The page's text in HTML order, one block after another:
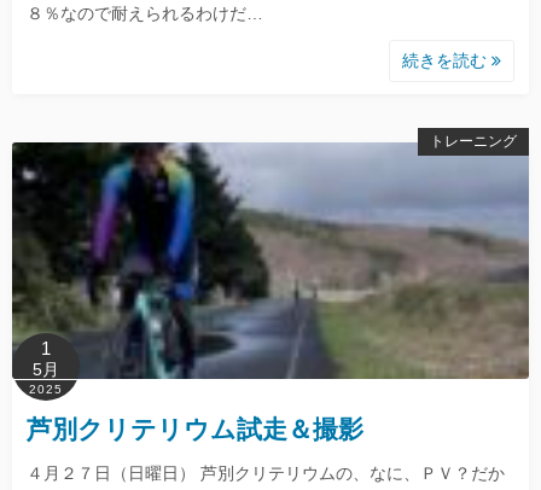
８％なので耐えられるわけだ…
続きを読む
トレーニング
1
5月
2025
芦別クリテリウム試走＆撮影
４月２７日（日曜日） 芦別クリテリウムの、なに、ＰＶ？だか